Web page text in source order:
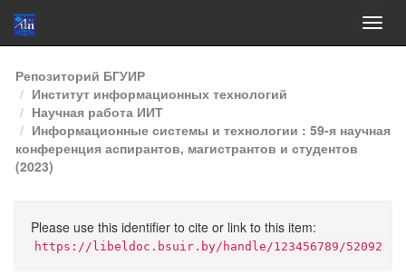
Skip
navigation
Репозиторий БГУИР
Институт информационных технологий
Научная работа ИИТ
Информационные системы и технологии : 59-я научная
конференция аспирантов, магистрантов и студентов
(2023)
Please use this identifier to cite or link to this item:
https://libeldoc.bsuir.by/handle/123456789/52092